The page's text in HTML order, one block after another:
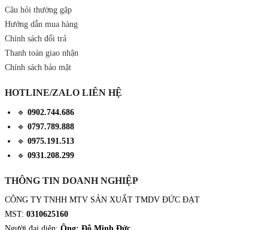
Câu hỏi thường gặp
Hướng dẫn mua hàng
Chính sách đổi trả
Thanh toán giao nhận
Chính sách bảo mật
HOTLINE/ZALO LIÊN HỆ
🔹 0902.744.686
🔹 0797.789.888
🔹 0975.191.513
🔹 0931.208.299
THÔNG TIN DOANH NGHIỆP
CÔNG TY TNHH MTV SẢN XUẤT TMDV ĐỨC ĐẠT
MST: 0310625160